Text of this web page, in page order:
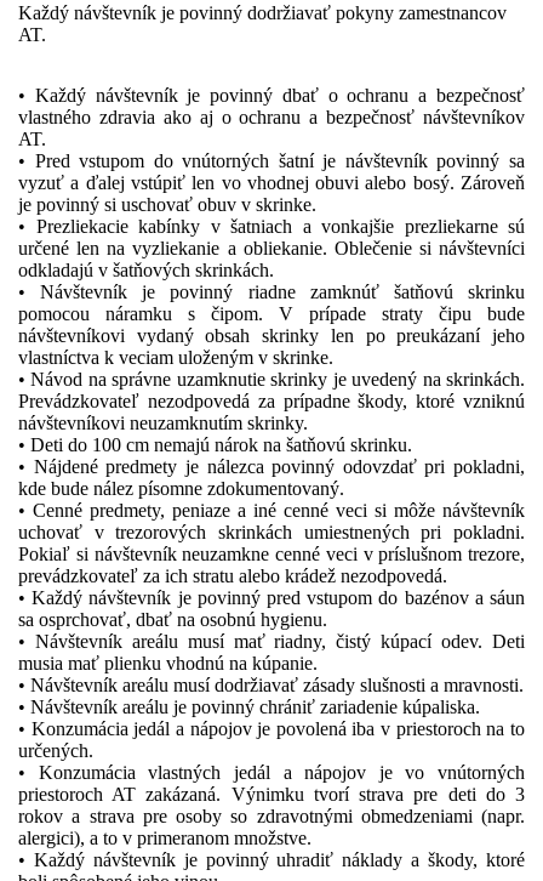
Každý návštevník je povinný dodržiavať pokyny zamestnancov
AT.
• Každý návštevník je povinný dbať o ochranu a bezpečnosť
vlastného zdravia ako aj o ochranu a bezpečnosť návštevníkov
AT.
• Pred vstupom do vnútorných šatní je návštevník povinný sa
vyzuť a ďalej vstúpiť len vo vhodnej obuvi alebo bosý. Zároveň
je povinný si uschovať obuv v skrinke.
• Prezliekacie kabínky v šatniach a vonkajšie prezliekarne sú
určené len na vyzliekanie a obliekanie. Oblečenie si návštevníci
odkladajú v šatňových skrinkách.
• Návštevník je povinný riadne zamknúť šatňovú skrinku
pomocou náramku s čipom. V prípade straty čipu bude
návštevníkovi vydaný obsah skrinky len po preukázaní jeho
vlastníctva k veciam uloženým v skrinke.
• Návod na správne uzamknutie skrinky je uvedený na skrinkách.
Prevádzkovateľ nezodpovedá za prípadne škody, ktoré vzniknú
návštevníkovi neuzamknutím skrinky.
• Deti do 100 cm nemajú nárok na šatňovú skrinku.
• Nájdené predmety je nálezca povinný odovzdať pri pokladni,
kde bude nález písomne zdokumentovaný.
• Cenné predmety, peniaze a iné cenné veci si môže návštevník
uchovať v trezorových skrinkách umiestnených pri pokladni.
Pokiaľ si návštevník neuzamkne cenné veci v príslušnom trezore,
prevádzkovateľ za ich stratu alebo krádež nezodpovedá.
• Každý návštevník je povinný pred vstupom do bazénov a sáun
sa osprchovať, dbať na osobnú hygienu.
• Návštevník areálu musí mať riadny, čistý kúpací odev. Deti
musia mať plienku vhodnú na kúpanie.
• Návštevník areálu musí dodržiavať zásady slušnosti a mravnosti.
• Návštevník areálu je povinný chrániť zariadenie kúpaliska.
• Konzumácia jedál a nápojov je povolená iba v priestoroch na to
určených.
• Konzumácia vlastných jedál a nápojov je vo vnútorných
priestoroch AT zakázaná. Výnimku tvorí strava pre deti do 3
rokov a strava pre osoby so zdravotnými obmedzeniami (napr.
alergici), a to v primeranom množstve.
• Každý návštevník je povinný uhradiť náklady a škody, ktoré